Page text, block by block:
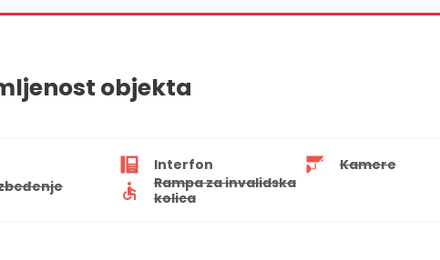
objekta
Interfon
Kamere
Rampa za invalidska
kolica